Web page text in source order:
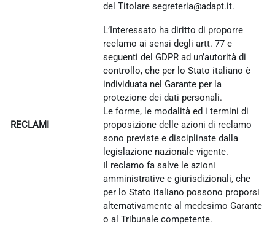
del Titolare segreteria@adapt.it.
RECLAMI
L’Interessato ha diritto di proporre
reclamo ai sensi degli artt. 77 e
seguenti del GDPR ad un’autorità di
controllo, che per lo Stato italiano è
individuata nel Garante per la
protezione dei dati personali.
Le forme, le modalità ed i termini di
proposizione delle azioni di reclamo
sono previste e disciplinate dalla
legislazione nazionale vigente.
Il reclamo fa salve le azioni
amministrative e giurisdizionali, che
per lo Stato italiano possono proporsi
alternativamente al medesimo Garante
o al Tribunale competente.